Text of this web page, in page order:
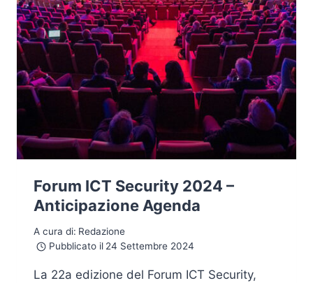
Forum ICT Security 2024 –
Anticipazione Agenda
A cura di: Redazione
Pubblicato il 24 Settembre 2024
La 22a edizione del Forum ICT Security,